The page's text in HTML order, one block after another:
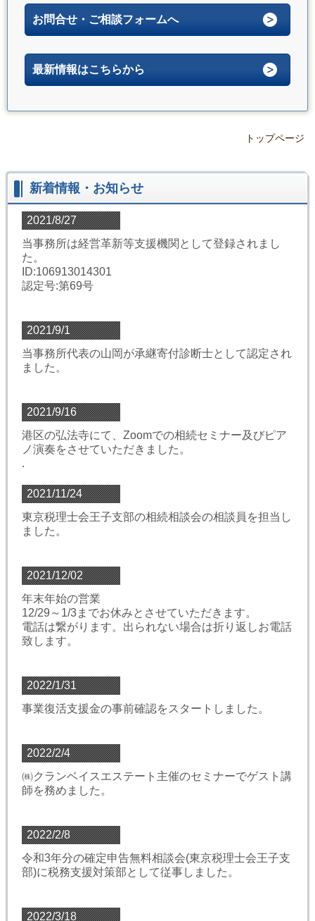
お問合せ・ご相談フォームへ
最新情報はこちらから
トップページ
新着情報・お知らせ
2021/8/27
当事務所は経営革新等支援機関として登録されまし
た。
ID:106913014301
認定号:第69号
2021/9/1
当事務所代表の山岡が承継寄付診断士として認定され
ました。
2021/9/16
港区の弘法寺にて、Zoomでの相続セミナー及びピア
ノ演奏をさせていただきました。
.
2021/11/24
東京税理士会王子支部の相続相談会の相談員を担当し
ました。
2021/12/02
年末年始の営業
12/29～1/3までお休みとさせていただきます。
電話は繋がります。出られない場合は折り返しお電話
致します。
2022/1/31
事業復活支援金の事前確認をスタートしました。
2022/2/4
㈱クランベイスエステート主催のセミナーでゲスト講
師を務めました。
2022/2/8
令和3年分の確定申告無料相談会(東京税理士会王子支
部)に税務支援対策部として従事しました。
2022/3/18